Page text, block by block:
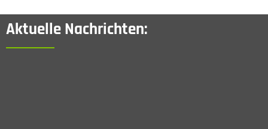
Aktuelle Nachrichten: